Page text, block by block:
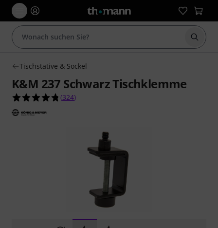
Suche
Tischstative & Sockel
K&M 237 Schwarz Tischklemme
4.8 von 5 Sternen aus 324 Kundenbewertungen
(324)